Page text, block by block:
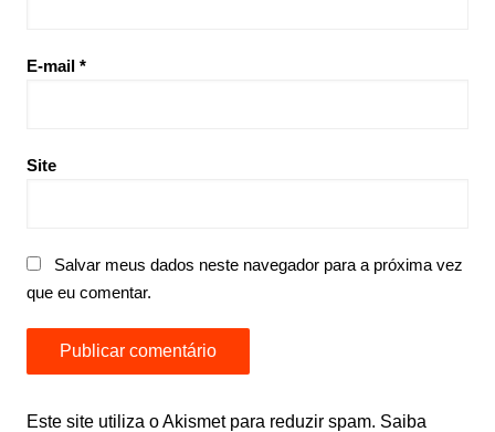
E-mail *
Site
Salvar meus dados neste navegador para a próxima vez
que eu comentar.
Este site utiliza o Akismet para reduzir spam. Saiba